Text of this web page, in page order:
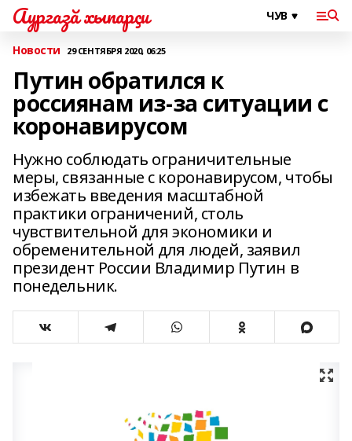
Аургазă хыпарçи
Новости 29 СЕНТЯБРЯ 2020, 06:25
Путин обратился к
россиянам из-за ситуации с
коронавирусом
Нужно соблюдать ограничительные
меры, связанные с коронавирусом, чтобы
избежать введения масштабной
практики ограничений, столь
чувствительной для экономики и
обременительной для людей, заявил
президент России Владимир Путин в
понедельник.